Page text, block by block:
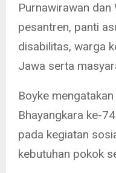
Purnawirawan
pesantren, panti
disabilitas, warga
Jawa serta
Boyke
Bhayangkara ke-
pada kegiatan
kebutuhan pokok